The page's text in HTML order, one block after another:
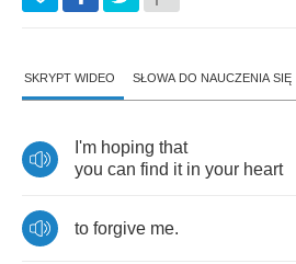
SKRYPT WIDEO SŁOWA DO NAUCZENIA SIĘ
I'm hoping that
you can find it in your heart
to forgive me.